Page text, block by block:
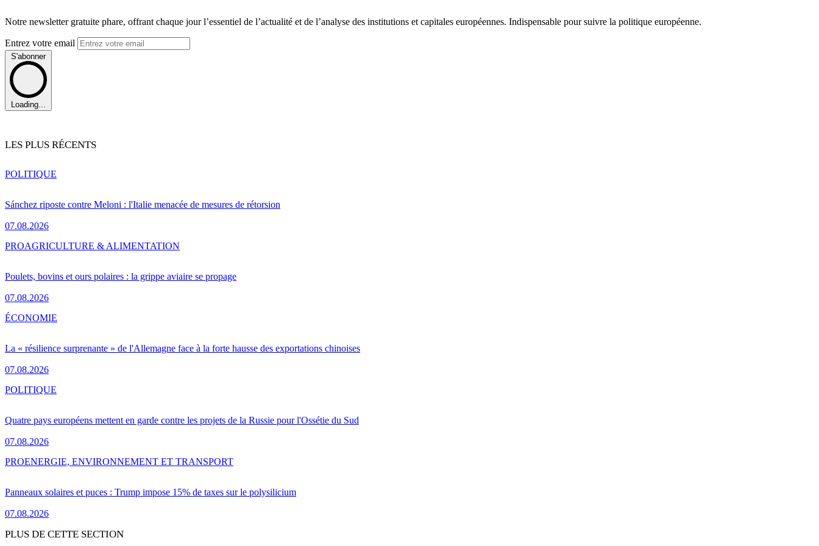
Notre newsletter gratuite phare, offrant chaque jour l’essentiel de l’actualité et de l’analyse des institutions et capitales européennes. Indispensable pour suivre la politique européenne.
Entrez votre email
S'abonner
Loading...
LES PLUS RÉCENTS
Sánchez riposte contre Meloni : l'Italie menacée de mesures de rétorsion
07.08.2026
POLITIQUE
Poulets, bovins et ours polaires : la grippe aviaire se propage
07.08.2026
PROAGRICULTURE & ALIMENTATION
La « résilience surprenante » de l'Allemagne face à la forte hausse des exportations chinoises
07.08.2026
ÉCONOMIE
Quatre pays européens mettent en garde contre les projets de la Russie pour l'Ossétie du Sud
07.08.2026
POLITIQUE
Panneaux solaires et puces : Trump impose 15% de taxes sur le polysilicium
07.08.2026
PROENERGIE, ENVIRONNEMENT ET TRANSPORT
PLUS DE CETTE SECTION